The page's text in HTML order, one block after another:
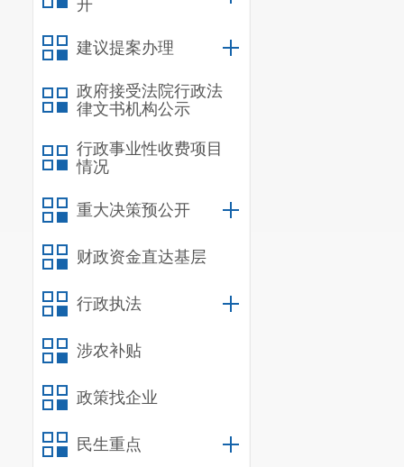
开
建议提案办理
政府接受法院行政法
律文书机构公示
行政事业性收费项目
情况
重大决策预公开
财政资金直达基层
行政执法
涉农补贴
政策找企业
民生重点